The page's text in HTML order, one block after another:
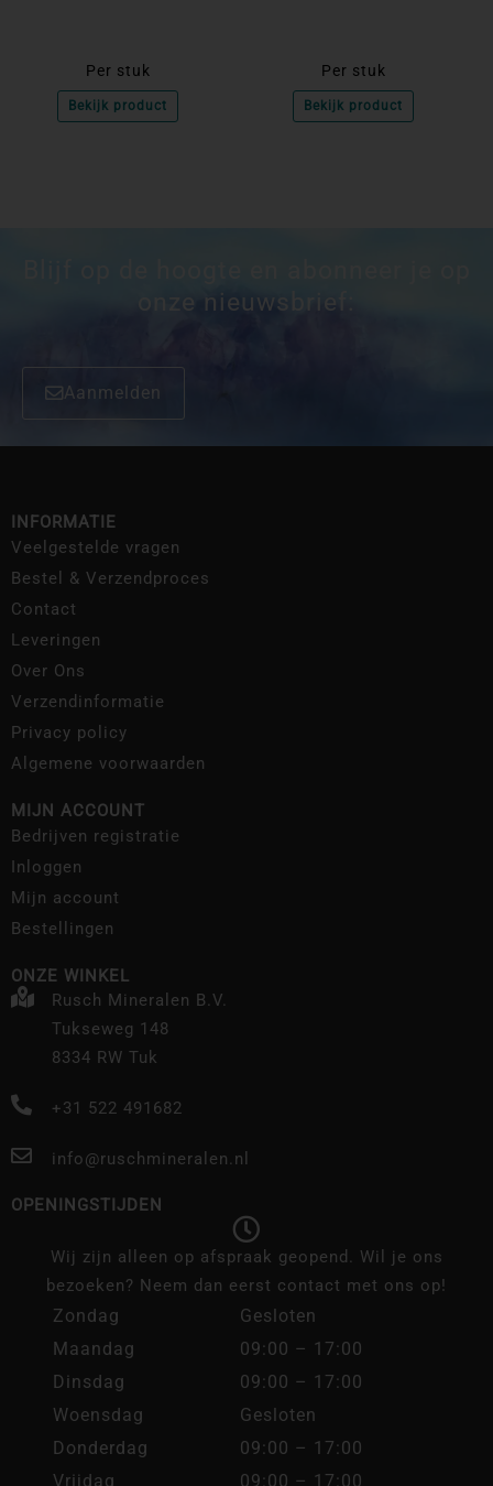
Per stuk
Bekijk product
Per stuk
Bekijk product
onze nieuwsbrief:
Aanmelden
INFORMATIE
Veelgestelde vragen
Bestel & Verzendproces
Contact
Leveringen
Over Ons
Verzendinformatie
Privacy policy
Algemene voorwaarden
MIJN ACCOUNT
Bedrijven registratie
Inloggen
Mijn account
Bestellingen
ONZE WINKEL
Rusch Mineralen B.V.
Tukseweg 148
8334 RW Tuk
+31 522 491682
info@ruschmineralen.nl
OPENINGSTIJDEN
Wij zijn alleen op afspraak geopend. Wil je ons
bezoeken? Neem dan eerst contact met ons op!
Zondag
Gesloten
Maandag
09:00 – 17:00
Dinsdag
09:00 – 17:00
Woensdag
Gesloten
Donderdag
09:00 – 17:00
Vrijdag
09:00 – 17:00